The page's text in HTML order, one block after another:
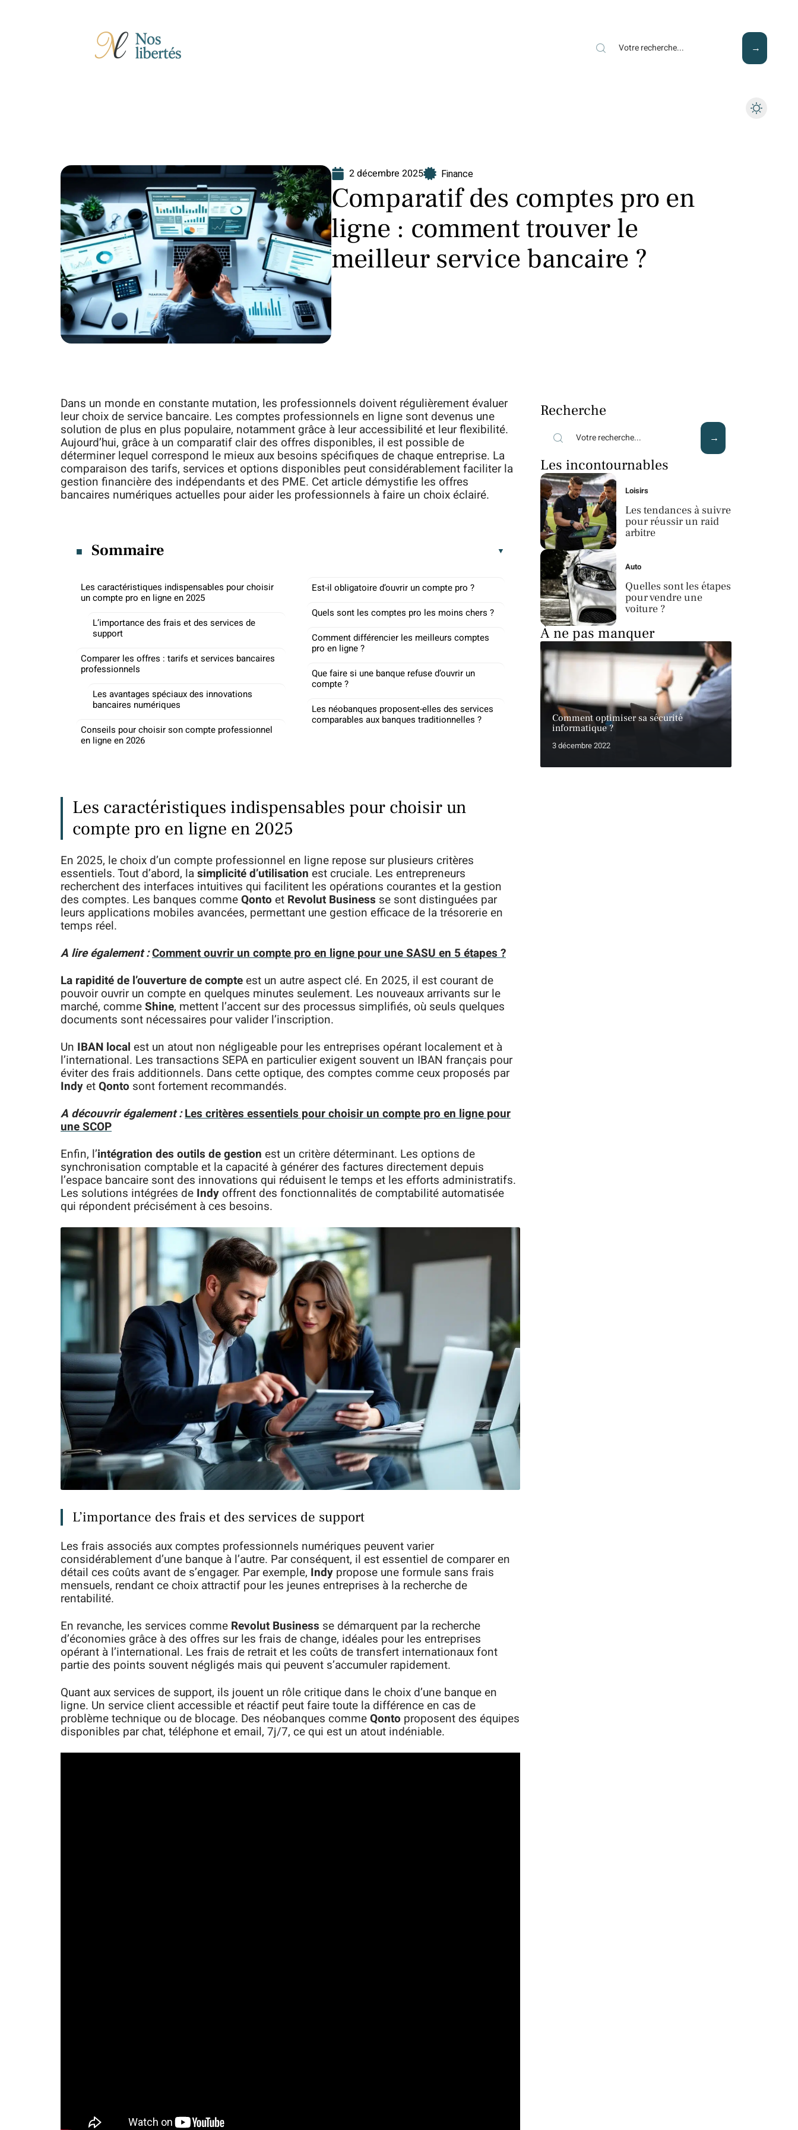
2 décembre 2025 Finance
Comparatif des comptes pro en
ligne : comment trouver le
meilleur service bancaire ?
Dans un monde en constante mutation, les professionnels doivent régulièrement évaluer
leur choix de service bancaire. Les comptes professionnels en ligne sont devenus une
solution de plus en plus populaire, notamment grâce à leur accessibilité et leur flexibilité.
Aujourd’hui, grâce à un comparatif clair des offres disponibles, il est possible de
déterminer lequel correspond le mieux aux besoins spécifiques de chaque entreprise. La
comparaison des tarifs, services et options disponibles peut considérablement faciliter la
gestion financière des indépendants et des PME. Cet article démystifie les offres
bancaires numériques actuelles pour aider les professionnels à faire un choix éclairé.
Sommaire
Les caractéristiques indispensables pour choisir
un compte pro en ligne en 2025
L’importance des frais et des services de
support
Comparer les offres : tarifs et services bancaires
professionnels
Les avantages spéciaux des innovations
bancaires numériques
Conseils pour choisir son compte professionnel
en ligne en 2026
Est-il obligatoire d’ouvrir un compte pro ?
Quels sont les comptes pro les moins chers ?
Comment différencier les meilleurs comptes
pro en ligne ?
Que faire si une banque refuse d’ouvrir un
compte ?
Les néobanques proposent-elles des services
comparables aux banques traditionnelles ?
Les caractéristiques indispensables pour choisir un
compte pro en ligne en 2025
En 2025, le choix d’un compte professionnel en ligne repose sur plusieurs critères
essentiels. Tout d’abord, lasimplicité d’utilisation est cruciale. Les entrepreneurs
recherchent des interfaces intuitives qui facilitent les opérations courantes et la gestion
des comptes. Les banques commeQonto et Revolut Business se sont distinguées par
leurs applications mobiles avancées, permettant une gestion efficace de la trésorerie en
temps réel.
A lire également :Comment ouvrir un compte pro en ligne pour une SASU en 5 étapes ?
La rapidité de l’ouverture de compteest un autre aspect clé. En 2025, il est courant de
pouvoir ouvrir un compte en quelques minutes seulement. Les nouveaux arrivants sur le
marché, commeShine, mettent l’accent sur des processus simplifiés, où seuls quelques
documents sont nécessaires pour valider l’inscription.
Un IBAN local est un atout non négligeable pour les entreprises opérant localement et à
l’international. Les transactions SEPA en particulier exigent souvent un IBAN français pour
éviter des frais additionnels. Dans cette optique, des comptes comme ceux proposés par
IndyetQonto sont fortement recommandés.
A découvrir également :Les critères essentiels pour choisir un compte pro en ligne pour
une SCOP
Enfin, l’intégration des outils de gestion est un critère déterminant. Les options de
synchronisation comptable et la capacité à générer des factures directement depuis
l’espace bancaire sont des innovations qui réduisent le temps et les efforts administratifs.
Les solutions intégrées de Indy offrent des fonctionnalités de comptabilité automatisée
qui répondent précisément à ces besoins.
L’importance des frais et des services de support
Les frais associés aux comptes professionnels numériques peuvent varier
considérablement d’une banque à l’autre. Par conséquent, il est essentiel de comparer en
détail ces coûts avant de s’engager. Par exemple, Indy propose une formule sans frais
mensuels, rendant ce choix attractif pour les jeunes entreprises à la recherche de
rentabilité.
En revanche, les services comme Revolut Business se démarquent par la recherche
d’économies grâce à des offres sur les frais de change, idéales pour les entreprises
opérant à l’international. Les frais de retrait et les coûts de transfert internationaux font
partie des points souvent négligés mais qui peuvent s’accumuler rapidement.
Quant aux services de support, ils jouent un rôle critique dans le choix d’une banque en
ligne. Un service client accessible et réactif peut faire toute la différence en cas de
problème technique ou de blocage. Des néobanques commeQonto proposent des équipes
disponibles par chat, téléphone et email, 7j/7, ce qui est un atout indéniable.
Recherche
Les incontournables
Loisirs
Les tendances à suivre
pour réussir un raid
arbitre
Auto
Quelles sont les étapes
pour vendre une
voiture ?
À ne pas manquer
Comment optimiser sa sécurité
informatique ?
3 décembre 2022